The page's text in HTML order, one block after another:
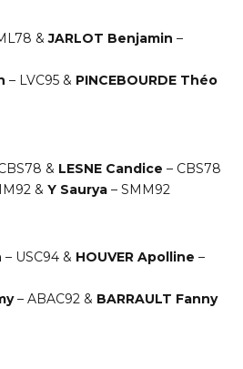
&JARLOT Benjamin –
– LVC95 & PINCEBOURDE Théo
& LESNE Candice – CBS78
& Y Saurya– SMM92
– USC94& HOUVER Apolline –
– ABAC92& BARRAULT Fanny